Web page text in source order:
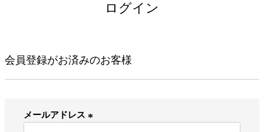
ログイン
会員登録がお済みのお客様
メールアドレス